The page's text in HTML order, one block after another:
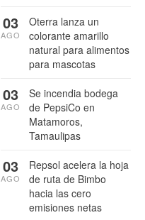
Oterra lanza un
colorante amarillo
natural para alimentos
para mascotas
03
AGO
Se incendia bodega
de PepsiCo en
Matamoros,
Tamaulipas
03
AGO
Repsol acelera la hoja
de ruta de Bimbo
hacia las cero
emisiones netas
03
AGO